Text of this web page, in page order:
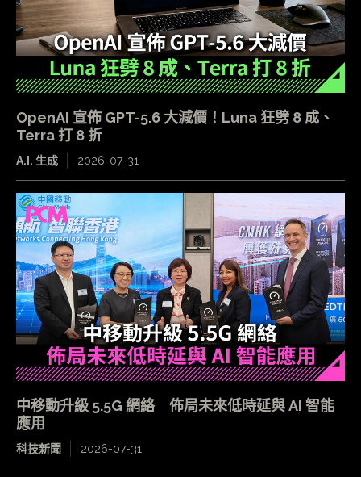
OpenAI 宣佈 GPT-5.6 大減價！Luna 狂劈 8 成、
Terra 打 8 折
A.I. 生成 2026-07-31
中移動升級 5.5G 網絡 佈局未來低時延與 AI 智能
應用
科技新聞 2026-07-31